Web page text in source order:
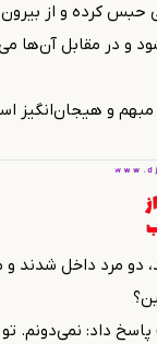
حبس کرده و از
و در مقابل آ‌ن‌ها
و هیجان‌انگیز
دو مرد داخل شدند
داد: نمی‌دونم.